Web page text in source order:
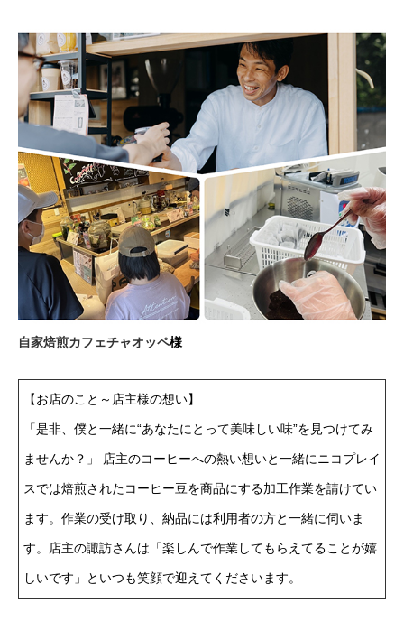
自家焙煎カフェチャオッペ様
【お店のこと～店主様の想い】
「是非、僕と一緒に“あなたにとって美味しい味”を見つけてみ
ませんか？」 店主のコーヒーへの熱い想いと一緒にニコプレイ
スでは焙煎されたコーヒー豆を商品にする加工作業を請けてい
ます。作業の受け取り、納品には利用者の方と一緒に伺いま
す。店主の諏訪さんは「楽しんで作業してもらえてることが嬉
しいです」といつも笑顔で迎えてくださいます。